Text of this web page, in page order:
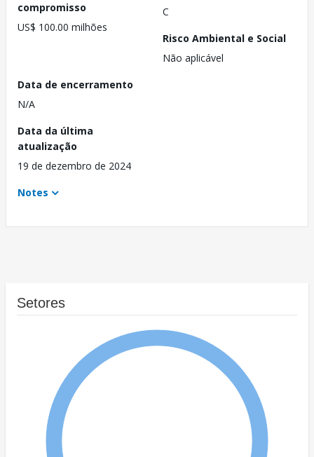
compromisso
US$ 100.00 milhões
C
Risco Ambiental e Social
Não aplicável
Data de encerramento
N/A
Data da última
atualização
19 de dezembro de 2024
Notes
Setores